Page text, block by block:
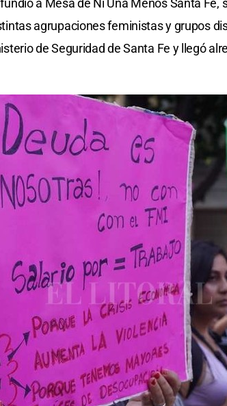
a Mesa de Ni Una Menos Santa Fe,
agrupaciones feministas y grupos
de Seguridad de Santa Fe y llegó